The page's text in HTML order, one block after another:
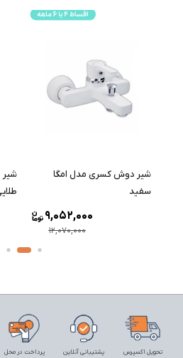
شیر دوش کسری مدل امگا
سفید
12,070,000
9,052,000
شیر
تحویل اکسپرس پشتیبانی آنلاین پرداخت در محل